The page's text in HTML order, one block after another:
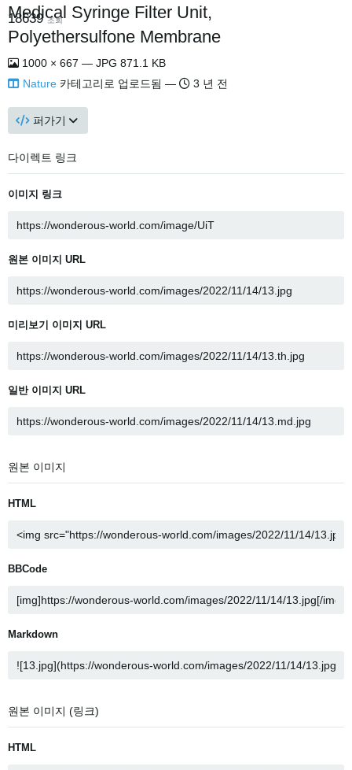
Medical Syringe Filter Unit,
Polyethersulfone Membrane
18639조회
1000 × 667 — JPG 871.1 KB
Nature 카테고리로 업로드됨 — 3 년 전
퍼가기
다이렉트 링크
이미지 링크
원본 이미지 URL
미리보기 이미지 URL
일반 이미지 URL
원본 이미지
HTML
BBCode
Markdown
원본 이미지 (링크)
HTML